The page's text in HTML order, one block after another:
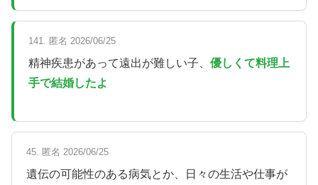
141. 匿名 2026/06/25
精神疾患があって遠出が難しい子、 優しくて料理上
手で結婚したよ
45. 匿名 2026/06/25
遺伝の可能性のある病気とか、日々の生活や仕事が